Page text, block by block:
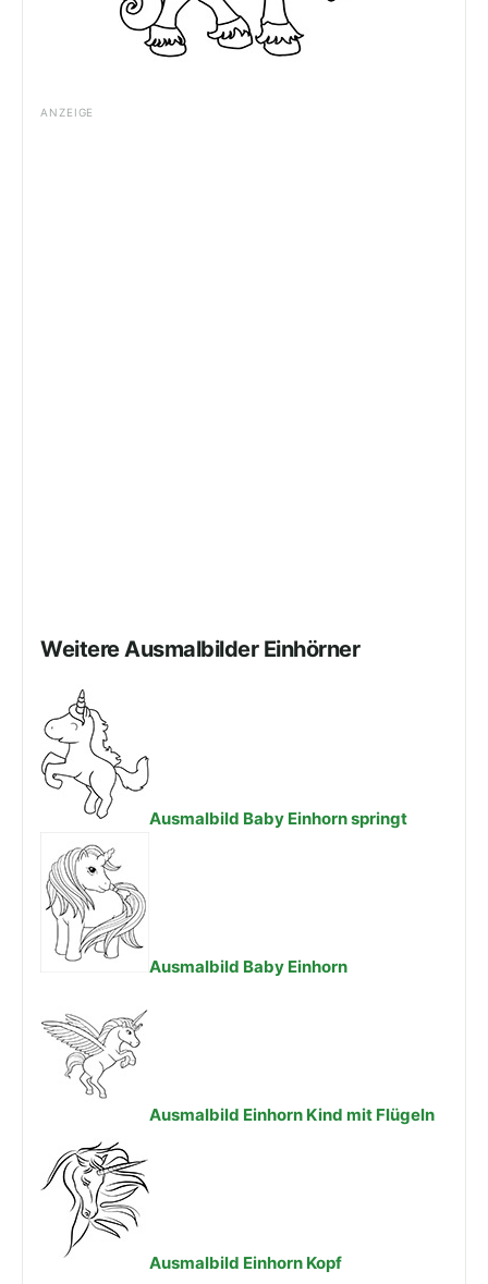
ANZEIGE
Weitere Ausmalbilder Einhörner
Ausmalbild Baby Einhorn springt
Ausmalbild Baby Einhorn
Ausmalbild Einhorn Kind mit Flügeln
Ausmalbild Einhorn Kopf